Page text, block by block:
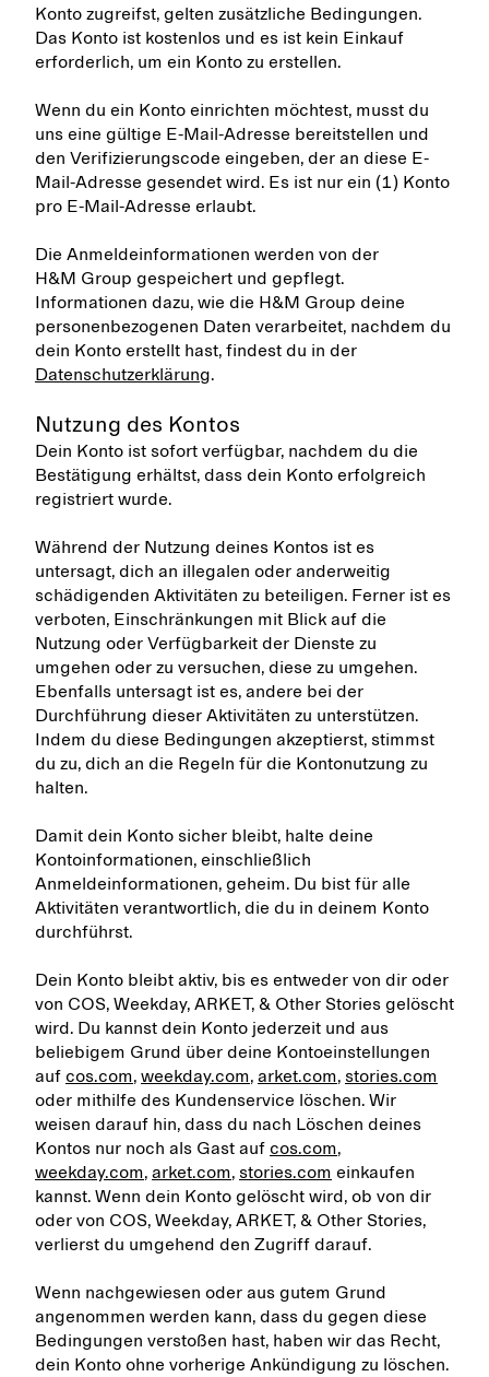
Konto zugreifst, gelten zusätzliche Bedingungen.
Das Konto ist kostenlos und es ist kein Einkauf
erforderlich, um ein Konto zu erstellen.
Wenn du ein Konto einrichten möchtest, musst du
uns eine gültige E-Mail-Adresse bereitstellen und
den Verifizierungscode eingeben, der an diese E-
Mail-Adresse gesendet wird. Es ist nur ein (1) Konto
pro E-Mail-Adresse erlaubt.
Die Anmeldeinformationen werden von der
H&M Group gespeichert und gepflegt.
Informationen dazu, wie die H&M Group deine
personenbezogenen Daten verarbeitet, nachdem du
dein Konto erstellt hast, findest du in der
Datenschutzerklärung.
Nutzung des Kontos
Dein Konto ist sofort verfügbar, nachdem du die
Bestätigung erhältst, dass dein Konto erfolgreich
registriert wurde.
Während der Nutzung deines Kontos ist es
untersagt, dich an illegalen oder anderweitig
schädigenden Aktivitäten zu beteiligen. Ferner ist es
verboten, Einschränkungen mit Blick auf die
Nutzung oder Verfügbarkeit der Dienste zu
umgehen oder zu versuchen, diese zu umgehen.
Ebenfalls untersagt ist es, andere bei der
Durchführung dieser Aktivitäten zu unterstützen.
Indem du diese Bedingungen akzeptierst, stimmst
du zu, dich an die Regeln für die Kontonutzung zu
halten.
Damit dein Konto sicher bleibt, halte deine
Kontoinformationen, einschließlich
Anmeldeinformationen, geheim. Du bist für alle
Aktivitäten verantwortlich, die du in deinem Konto
durchführst.
Dein Konto bleibt aktiv, bis es entweder von dir oder
von COS, Weekday, ARKET, & Other Stories gelöscht
wird. Du kannst dein Konto jederzeit und aus
beliebigem Grund über deine Kontoeinstellungen
auf cos.com, weekday.com, arket.com, stories.com
oder mithilfe des Kundenservice löschen. Wir
weisen darauf hin, dass du nach Löschen deines
Kontos nur noch als Gast auf cos.com,
weekday.com, arket.com, stories.com einkaufen
kannst. Wenn dein Konto gelöscht wird, ob von dir
oder von COS, Weekday, ARKET, & Other Stories,
verlierst du umgehend den Zugriff darauf.
Wenn nachgewiesen oder aus gutem Grund
angenommen werden kann, dass du gegen diese
Bedingungen verstoßen hast, haben wir das Recht,
dein Konto ohne vorherige Ankündigung zu löschen.